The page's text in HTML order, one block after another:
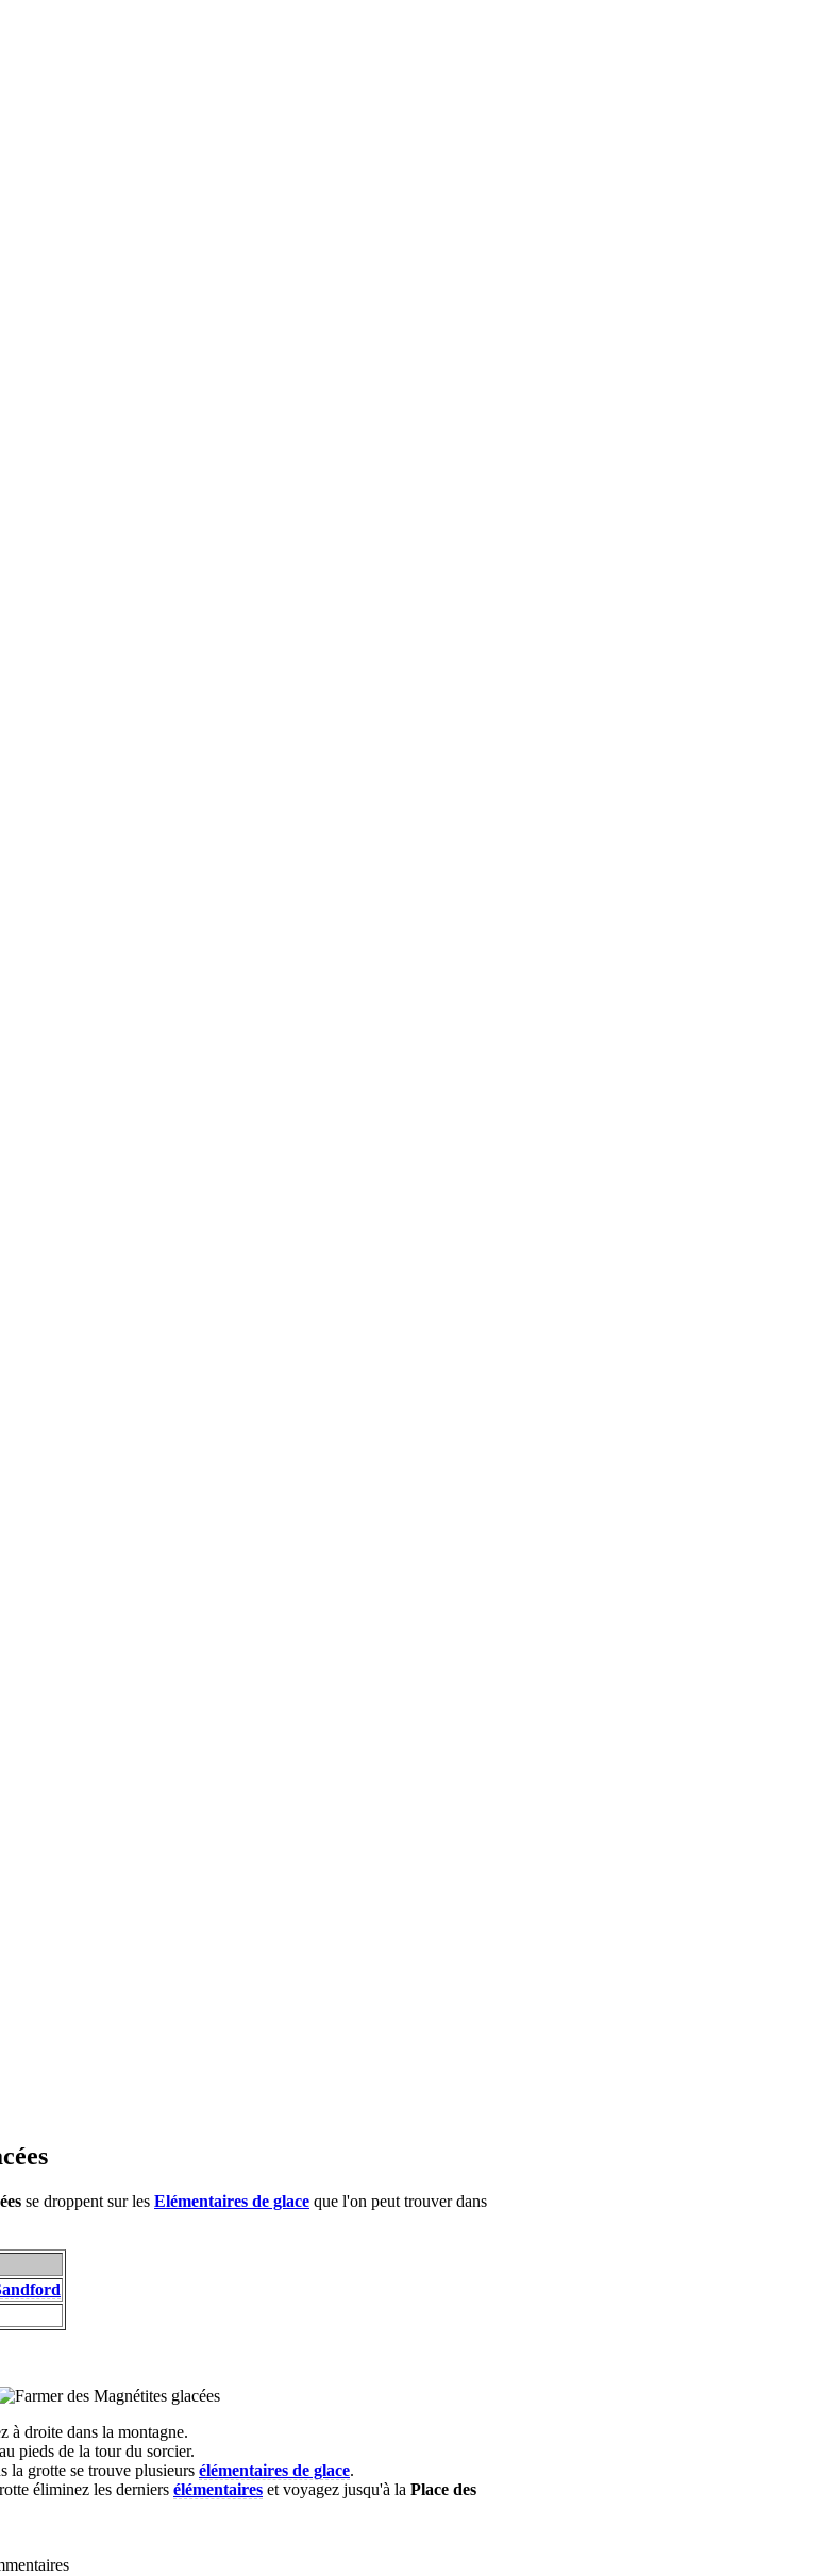
se droppent sur les Elémentaires de glace que l'on peut trouver dans
à droite dans la montagne.
pieds de la tour du sorcier.
la grotte se trouve plusieurs élémentaires de glace.
éliminez les derniers élémentaires et voyagez jusqu'à la Place des